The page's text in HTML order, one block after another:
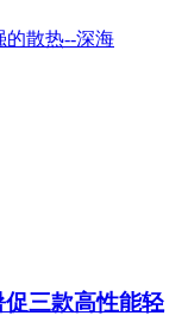
三款高性能轻